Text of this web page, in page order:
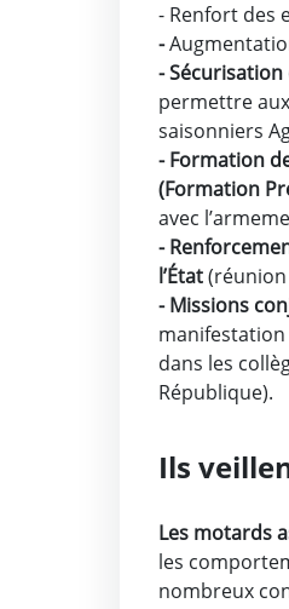
- Renfort des
-
-
permettre
saisonniers
- Formation
(Formation
avec
-
l’État
- Missions
dans les
République).
Ils
Les motards
les
nombreux